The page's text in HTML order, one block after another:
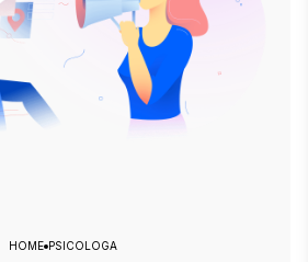
HOME PSICOLOGA